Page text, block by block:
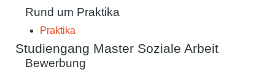
Rund um Praktika
Praktika
Studiengang Master Soziale Arbeit
Bewerbung